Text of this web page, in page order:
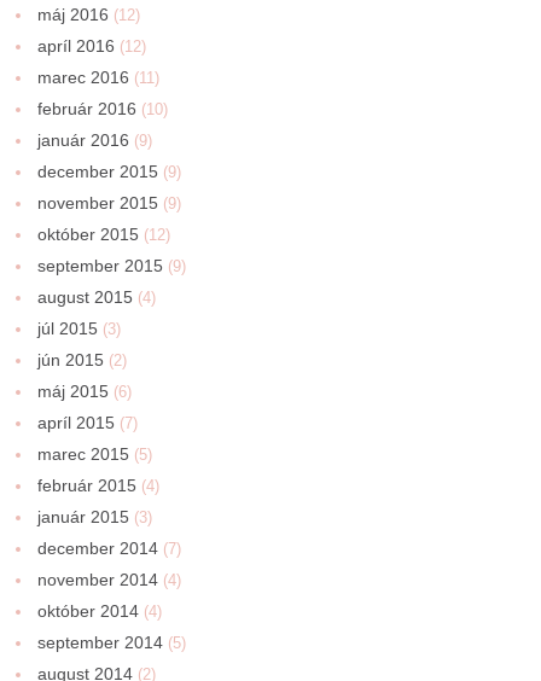
máj 2016 (12)
apríl 2016 (12)
marec 2016 (11)
február 2016 (10)
január 2016 (9)
december 2015 (9)
november 2015 (9)
október 2015 (12)
september 2015 (9)
august 2015 (4)
júl 2015 (3)
jún 2015 (2)
máj 2015 (6)
apríl 2015 (7)
marec 2015 (5)
február 2015 (4)
január 2015 (3)
december 2014 (7)
november 2014 (4)
október 2014 (4)
september 2014 (5)
august 2014 (2)